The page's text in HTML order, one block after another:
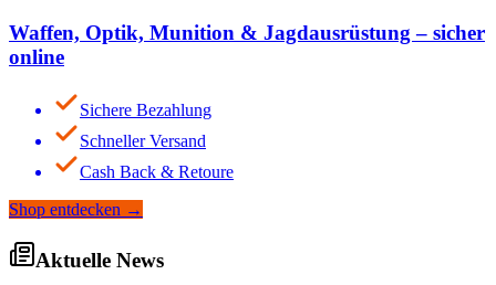
Waffen, Optik, Munition & Jagdausrüstung – sicher
online
Sichere Bezahlung
Schneller Versand
Cash Back & Retoure
Shop entdecken →
Aktuelle News